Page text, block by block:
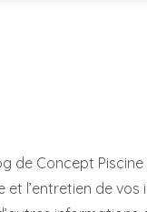
de Concept
l’entretien de